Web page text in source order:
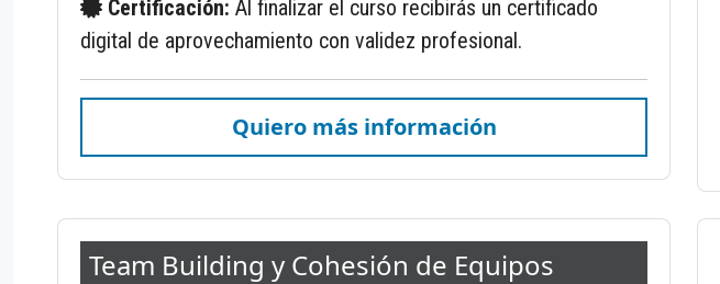
Certificación: Al finalizar el curso recibirás un certificado
digital de aprovechamiento con validez profesional.
Quiero más información
Team Building y Cohesión de Equipos